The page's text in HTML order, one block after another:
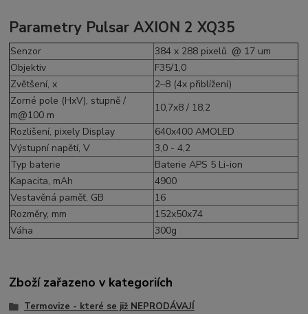
Parametry Pulsar AXION 2 XQ35
Senzor
384 x 288 pixelů. @ 17 um
Objektiv
F35/1,0
Zvětšení, x
2–8 (4x přiblížení)
Zorné pole (HxV), stupně /
m@100 m
10,7x8 / 18,2
Rozlišení, pixely Display
640x400 AMOLED
Výstupní napětí, V
3,0 - 4,2
Typ baterie
Baterie APS 5 Li-ion
Kapacita, mAh
4900
Vestavěná paměť, GB
16
Rozměry, mm
152x50x74
Váha
300g
Zboží zařazeno v kategoriích
Termovize - které se již NEPRODÁVAJÍ